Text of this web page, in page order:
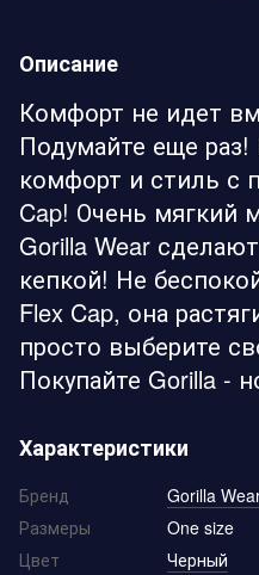
Описание
Комфорт не идет
Подумайте еще
комфорт и стиль с
Cap! Очень мягкий
Gorilla Wear
кепкой! Не
Flex Cap, она
просто выберите
Покупайте Gorilla -
Характеристики
Бренд
Gorilla
Размеры
One size
Цвет
Черный